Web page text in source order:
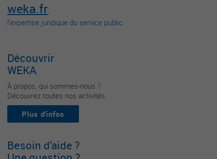
weka.fr,
l’expertise juridique du service public.
Découvrir
WEKA
À propos, qui sommes-nous ?
Découvrez toutes nos activités.
Plus d'infos
Besoin d’aide ?